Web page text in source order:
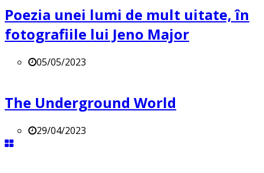
Poezia unei lumi de mult uitate, în
fotografiile lui Jeno Major
05/05/2023
The Underground World
29/04/2023